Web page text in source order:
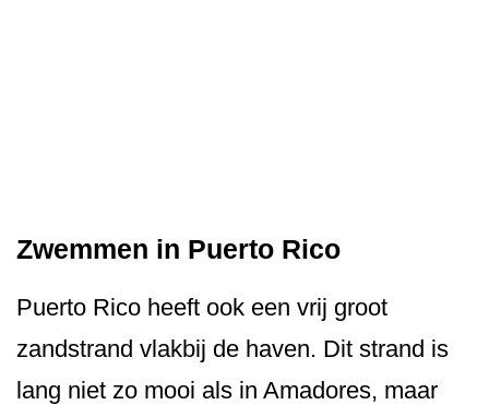
Zwemmen in Puerto Rico
Puerto Rico heeft ook een vrij groot
zandstrand vlakbij de haven. Dit strand is
lang niet zo mooi als in Amadores, maar